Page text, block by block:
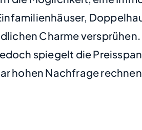
Charme versprühen.
spiegelt die
hohen Nachfrage